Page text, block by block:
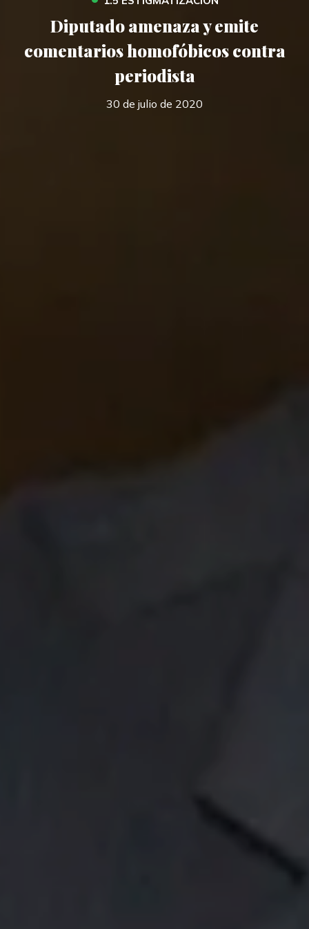
Diputado amenaza y emite
comentarios homofóbicos contra
periodista
30 de julio de 2020